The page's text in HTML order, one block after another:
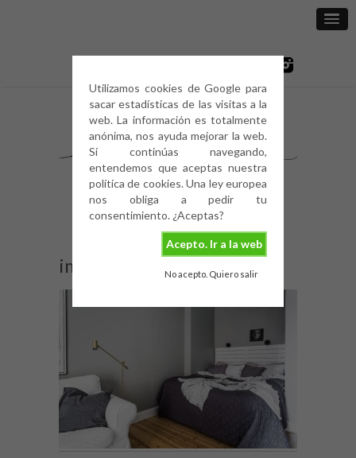
Utilizamos cookies de Google para
sacar estadísticas de las visitas a la
web. La información es totalmente
anónima, nos ayuda mejorar la web.
Si continúas navegando,
entendemos que aceptas nuestra
política de cookies. Una ley europea
nos obliga a pedir tu
consentimiento. ¿Aceptas?
Acepto. Ir a la web
No acepto. Quiero salir
img_1526